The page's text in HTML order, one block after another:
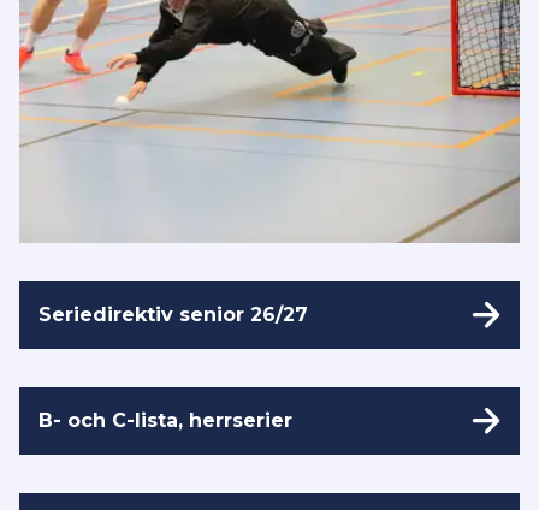
Seriedirektiv senior 26/27
B- och C-lista, herrserier